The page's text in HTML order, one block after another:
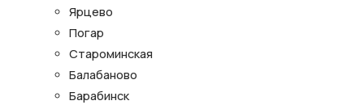
Ярцево
Погар
Староминская
Балабаново
Барабинск